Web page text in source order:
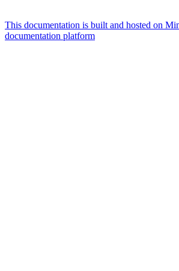
This documentation is built and hosted on
documentation platform